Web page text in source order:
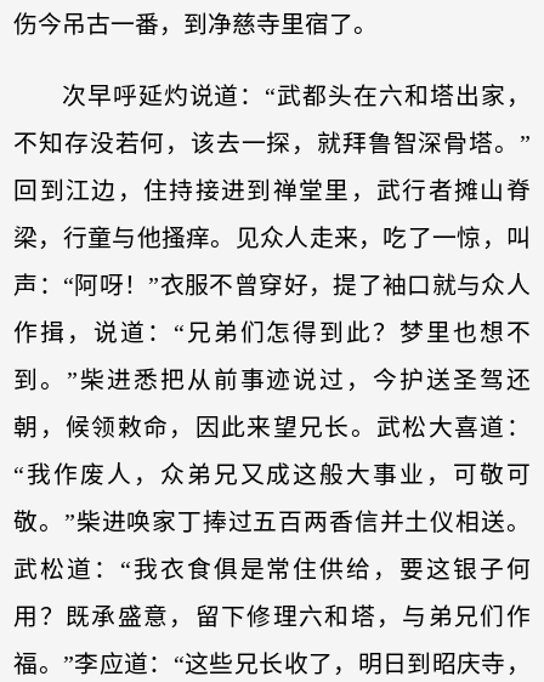
伤今吊古一番，到净慈寺里宿了。
次早呼延灼说道：“武都头在六和塔出家，
不知存没若何，该去一探，就拜鲁智深骨塔。”
回到江边，住持接进到禅堂里，武行者摊山脊
梁，行童与他搔痒。见众人走来，吃了一惊，叫
声：“阿呀！”衣服不曾穿好，提了袖口就与众人
作揖，说道：“兄弟们怎得到此？梦里也想不
到。”柴进悉把从前事迹说过，今护送圣驾还
朝，候领敕命，因此来望兄长。武松大喜道：
“我作废人，众弟兄又成这般大事业，可敬可
敬。”柴进唤家丁捧过五百两香信并土仪相送。
武松道：“我衣食俱是常住供给，要这银子何
用？既承盛意，留下修理六和塔，与弟兄们作
福。”李应道：“这些兄长收了，明日到昭庆寺，